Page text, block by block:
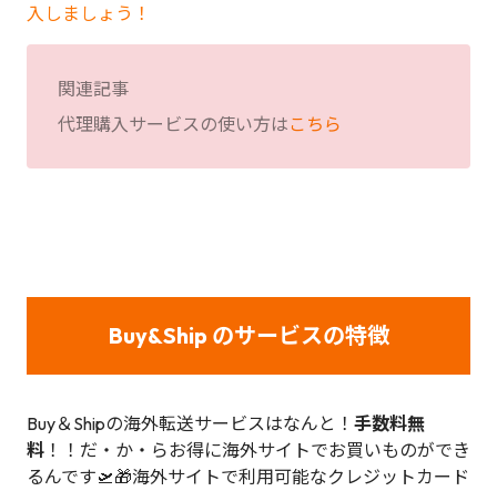
入しましょう！
関連記事
代理購入サービスの使い方は こちら
Buy&Ship のサービスの特徴
Buy＆Shipの海外転送サービスはなんと！ 手数料無
料 ！！だ・か・らお得に海外サイトでお買いものができ
るんです🛫🎁海外サイトで利用可能なクレジットカード